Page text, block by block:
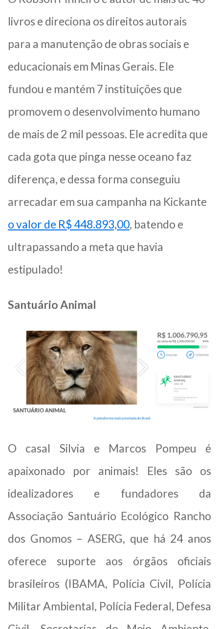
livros e direciona os direitos autorais
para a manutenção de obras sociais e
educacionais em Minas Gerais. Ele
fundou e mantém 7 instituições que
promovem o desenvolvimento humano
de mais de 2 mil pessoas. Ele acredita que
cada gota que pinga nesse oceano faz
diferença, e dessa forma conseguiu
arrecadar em sua campanha na Kickante
o valor de R$ 448.893,00, batendo e
ultrapassando a meta que havia
estipulado!
Santuário Animal
O casal Silvia e Marcos Pompeu é
apaixonado por animais! Eles são os
idealizadores e fundadores da
Associação Santuário Ecológico Rancho
dos Gnomos – ASERG, que há 24 anos
oferece suporte aos órgãos oficiais
brasileiros (IBAMA, Polícia Civil, Polícia
Militar Ambiental, Polícia Federal, Defesa